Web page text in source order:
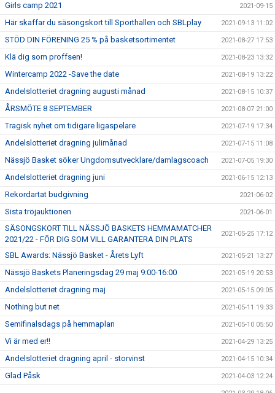
Girls camp 2021 2021-09-15
Här skaffar du säsongskort till Sporthallen och SBLplay 2021-09-13 11:02
STÖD DIN FÖRENING 25 % på basketsortimentet 2021-08-27 17:53
Klä dig som proffsen! 2021-08-23 13:32
Wintercamp 2022 -Save the date 2021-08-19 13:22
Andelslotteriet dragning augusti månad 2021-08-15 10:37
ÅRSMÖTE 8 SEPTEMBER 2021-08-07 21:00
Tragisk nyhet om tidigare ligaspelare 2021-07-19 17:34
Andelslotteriet dragning julimånad 2021-07-15 11:08
Nässjö Basket söker Ungdomsutvecklare/damlagscoach 2021-07-05 19:30
Andelslotteriet dragning juni 2021-06-15 12:13
Rekordartat budgivning 2021-06-02
Sista tröjauktionen 2021-06-01
SÄSONGSKORT TILL NÄSSJÖ BASKETS HEMMAMATCHER
2021/22 - FÖR DIG SOM VILL GARANTERA DIN PLATS
2021-05-25 17:12
SBL Awards: Nässjö Basket - Årets Lyft 2021-05-21 13:27
Nässjö Baskets Planeringsdag 29 maj 9:00-16:00 2021-05-19 20:53
Andelslotteriet dragning maj 2021-05-15 09:05
Nothing but net 2021-05-11 19:33
Semifinalsdags på hemmaplan 2021-05-10 05:50
Vi är med er!! 2021-04-29 13:25
Andelslotteriet dragning april - storvinst 2021-04-15 10:34
Glad Påsk 2021-04-03 12:24